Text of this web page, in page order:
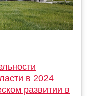
в 2024
развитии в